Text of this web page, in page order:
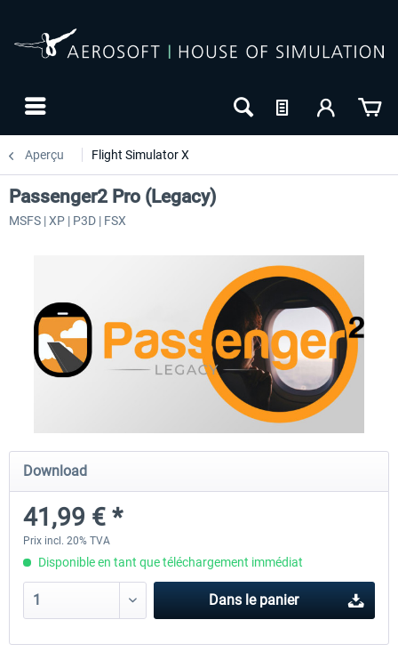
Aperçu Flight Simulator X
Airbus A320/A321
42,69 € *
Passenger2 Pro (Legacy)
MSFS | XP | P3D | FSX
Download
41,99 € *
Prix incl. 20% TVA
Disponible en tant que téléchargement immédiat
Dans le panier